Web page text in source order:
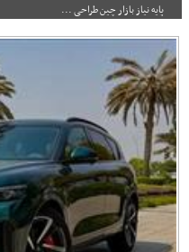
پایه نیاز بازار چین طراحی ...